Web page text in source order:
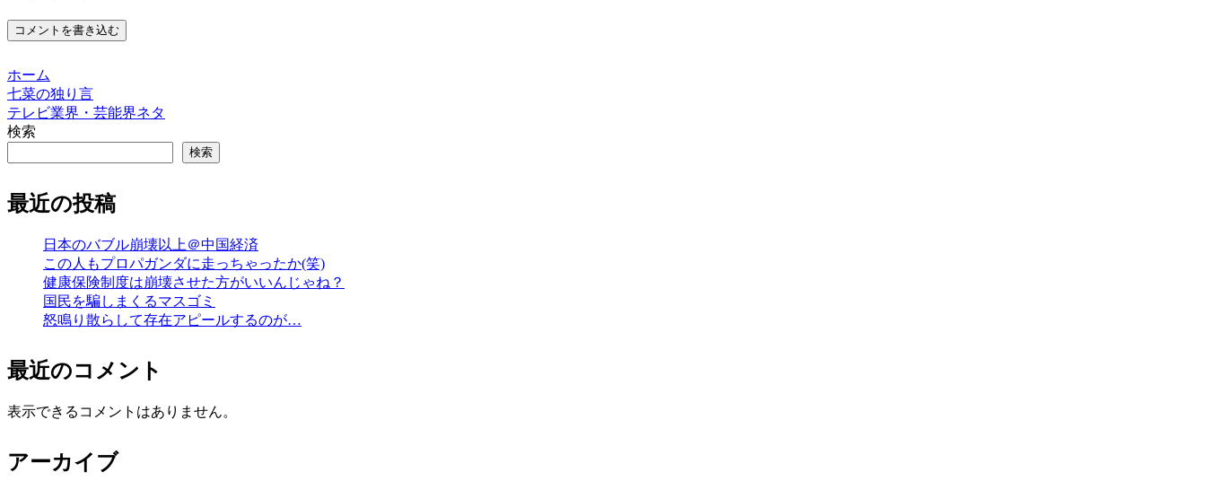
コメントを書き込む
ホーム
七菜の独り言
テレビ業界・芸能界ネタ
検索
検索
最近の投稿
日本のバブル崩壊以上＠中国経済
この人もプロパガンダに走っちゃったか(笑)
健康保険制度は崩壊させた方がいいんじゃね？
国民を騙しまくるマスゴミ
怒鳴り散らして存在アピールするのが…
最近のコメント
表示できるコメントはありません。
アーカイブ